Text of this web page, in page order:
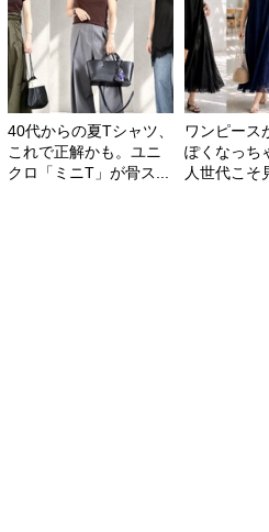
40代からの夏Tシャツ、
これで正解かも。ユニ
クロ「ミニT」が骨ス...
ワンピース
ぽくなっ
人世代こそ